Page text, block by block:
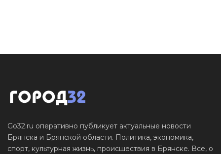
Go32.ru оперативно публикует актуальные новости
Брянска и Брянской области. Политика, экономика,
спорт, культурная жизнь, происшествия в Брянске. Все, о